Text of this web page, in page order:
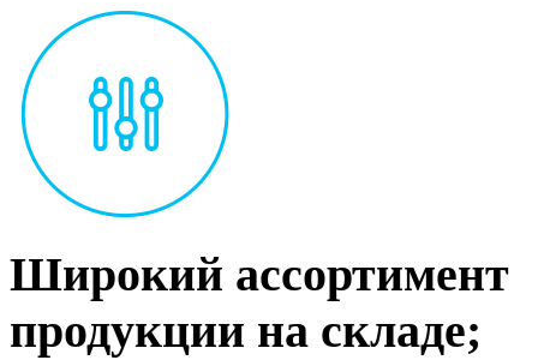
Широкий ассортимент
продукции на складе;